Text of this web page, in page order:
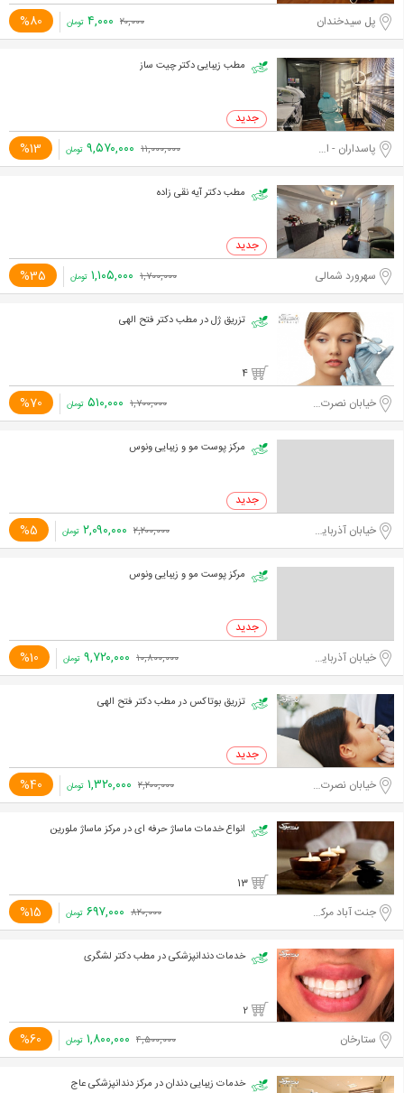
پل سیدخندان %80 ۲۰,۰۰۰ ۴,۰۰۰ تومان
مطب زیبایی دکتر چیت ساز
پاسداران - اختیاریه جنوبی %13 ۱۱,۰۰۰,۰۰۰ ۹,۵۷۰,۰۰۰ تومان
مطب دکتر آیه نقی زاده
سهرورد شمالی %35 ۱,۷۰۰,۰۰۰ ۱,۱۰۵,۰۰۰ تومان
تزریق ژل در مطب دکتر فتح الهی
4
خیابان نصرت غربی %70 ۱,۷۰۰,۰۰۰ ۵۱۰,۰۰۰ تومان
مرکز پوست مو و زیبایی ونوس
خیابان آذربایجان %5 ۲,۲۰۰,۰۰۰ ۲,۰۹۰,۰۰۰ تومان
مرکز پوست مو و زیبایی ونوس
خیابان آذربایجان %10 ۱۰,۸۰۰,۰۰۰ ۹,۷۲۰,۰۰۰ تومان
تزریق بوتاکس در مطب دکتر فتح الهی
خیابان نصرت غربی %40 ۲,۲۰۰,۰۰۰ ۱,۳۲۰,۰۰۰ تومان
انواع خدمات ماساژ حرفه ای در مرکز ماساژ ملورین
13
جنت آباد مرکزی %15 ۸۲۰,۰۰۰ ۶۹۷,۰۰۰ تومان
خدمات دندانپزشکی در مطب دکتر لشگری
2
ستارخان %60 ۴,۵۰۰,۰۰۰ ۱,۸۰۰,۰۰۰ تومان
خدمات زیبایی دندان در مرکز دندانپزشکی عاج